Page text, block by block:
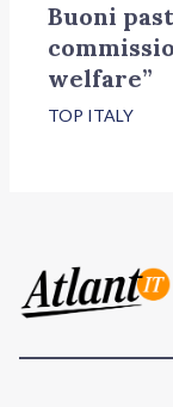
Buoni
welfare”
TOP ITALY